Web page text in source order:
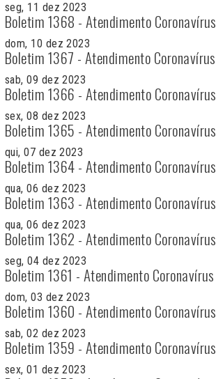
seg, 11 dez 2023
Boletim 1368 - Atendimento Coronavírus
dom, 10 dez 2023
Boletim 1367 - Atendimento Coronavírus
sab, 09 dez 2023
Boletim 1366 - Atendimento Coronavírus
sex, 08 dez 2023
Boletim 1365 - Atendimento Coronavírus
qui, 07 dez 2023
Boletim 1364 - Atendimento Coronavírus
qua, 06 dez 2023
Boletim 1363 - Atendimento Coronavírus
qua, 06 dez 2023
Boletim 1362 - Atendimento Coronavírus
seg, 04 dez 2023
Boletim 1361 - Atendimento Coronavírus
dom, 03 dez 2023
Boletim 1360 - Atendimento Coronavírus
sab, 02 dez 2023
Boletim 1359 - Atendimento Coronavírus
sex, 01 dez 2023